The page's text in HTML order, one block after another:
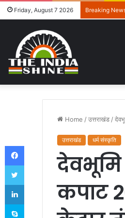
Friday, August 7 2026 Breaking
Home /उत्तराखंड /
उत्तराखंड धर्म संस्कृति
देवभूमि
कपाट